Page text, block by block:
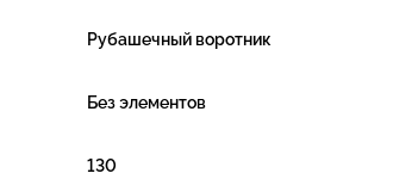
Рубашечный воротник
Без элементов
130